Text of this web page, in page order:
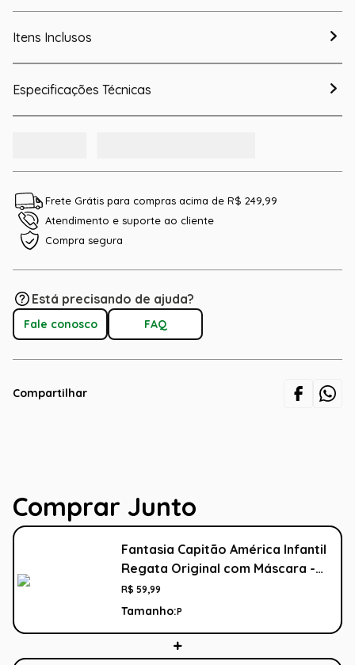
Itens Inclusos
Especificações Técnicas
Frete Grátis para compras acima de R$ 249,99
Atendimento e suporte ao cliente
Compra segura
Está precisando de ajuda?
Fale conosco FAQ
Compartilhar
Comprar Junto
Fantasia Capitão América Infantil
Regata Original com Máscara -
Vingadores - Marvel
R$ 59,99
Tamanho:P